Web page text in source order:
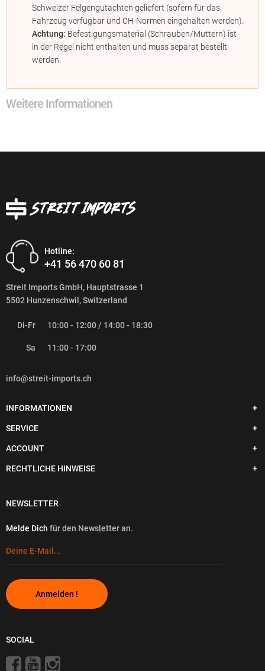
Schweizer Felgengutachten geliefert (sofern für das
Fahrzeug verfügbar und CH-Normen eingehalten werden).
Achtung: Befestigungsmaterial (Schrauben/Muttern) ist
in der Regel nicht enthalten und muss separat bestellt
werden.
Weitere Informationen
Hotline:
+41 56 470 60 81
Streit Imports GmbH, Hauptstrasse 1
5502 Hunzenschwil, Switzerland
Di-Fr 10:00 - 12:00 / 14:00 - 18:30
Sa 11:00 - 17:00
info@streit-imports.ch
INFORMATIONEN
SERVICE
ACCOUNT
RECHTLICHE HINWEISE
NEWSLETTER
Melde Dich für den Newsletter an.
Anmelden !
SOCIAL